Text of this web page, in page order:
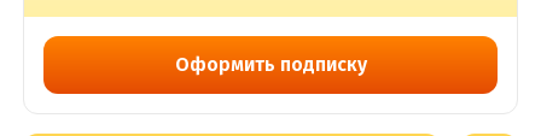
Оформить подписку